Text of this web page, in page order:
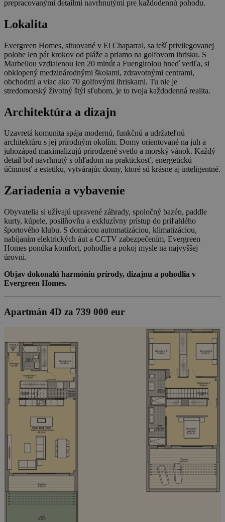
prepracovanými detailmi navrhnutými pre každodennú pohodu.
Lokalita
Evergreen Homes, situované v El Chaparral, sa teší privilegovanej
polohe len pár krokov od pláže a priamo na golfovom ihrisku. S
Marbellou vzdialenou len 20 minút a Fuengirolou hneď vedľa, si
obklopený medzinárodnými školami, zdravotnými centrami,
obchodmi a viac ako 70 golfovými ihriskami. Tu nie je
stredomorský životný štýl sľubom, je to tvoja každodenná realita.
Architektúra a dizajn
Uzavretá komunita spája modernú, funkčnú a udržateľnú
architektúru s jej prírodným okolím. Domy orientované na juh a
juhozápad maximalizujú prirodzené svetlo a morský vánok. Každý
detail bol navrhnutý s ohľadom na praktickosť, energetickú
účinnosť a estetiku, vytvárajúc domy, ktoré sú krásne aj inteligentné.
Zariadenia a vybavenie
Obyvatelia si užívajú upravené záhrady, spoločný bazén, paddle
kurty, kúpele, posilňovňu a exkluzívny prístup do priľahlého
športového klubu. S domácou automatizáciou, klimatizáciou,
nabíjaním elektrických áut a CCTV zabezpečením, Evergreen
Homes ponúka komfort, pohodlie a pokoj mysle na najvyššej
úrovni.
Objav dokonalú harmóniu prírody, dizajnu a pohodlia v
Evergreen Homes.
Apartmán 4D za 739 000 eur